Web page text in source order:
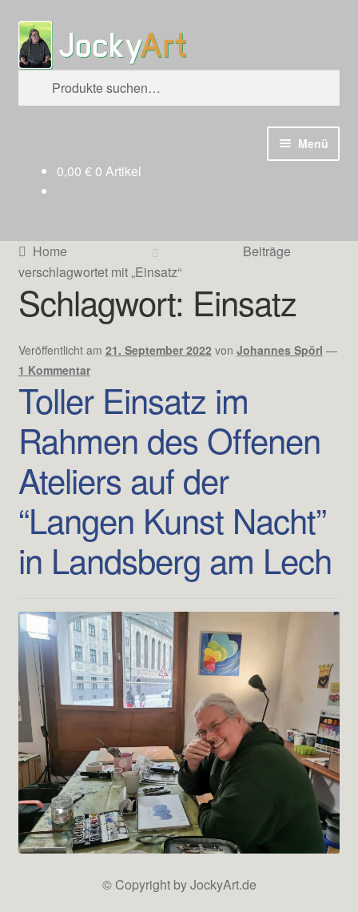
Zur
Navigation
springen
Zum
Inhalt
springen
Suche
Suche
Menü
0,00 € 0 Artikel
Home
Beiträge
verschlagwortet mit „Einsatz“
Schlagwort: Einsatz
Veröffentlicht am 21. September 2022 von Johannes Spörl —
1 Kommentar
Toller Einsatz im
Rahmen des Offenen
Ateliers auf der
“Langen Kunst Nacht”
in Landsberg am Lech
© Copyright by JockyArt.de